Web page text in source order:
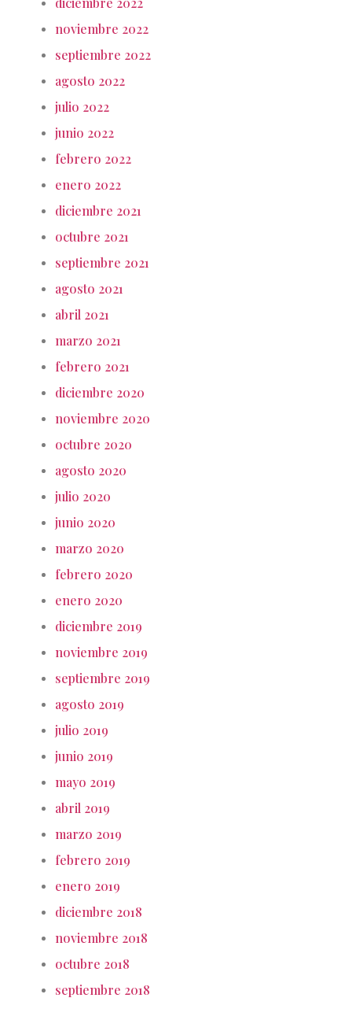
noviembre 2022
septiembre 2022
agosto 2022
julio 2022
junio 2022
febrero 2022
enero 2022
diciembre 2021
octubre 2021
septiembre 2021
agosto 2021
abril 2021
marzo 2021
febrero 2021
diciembre 2020
noviembre 2020
octubre 2020
agosto 2020
julio 2020
junio 2020
marzo 2020
febrero 2020
enero 2020
diciembre 2019
noviembre 2019
septiembre 2019
agosto 2019
julio 2019
junio 2019
mayo 2019
abril 2019
marzo 2019
febrero 2019
enero 2019
diciembre 2018
noviembre 2018
octubre 2018
septiembre 2018